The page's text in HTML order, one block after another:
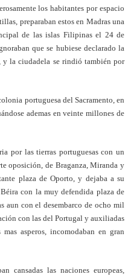
los habitantes por espacio
preparaban estos en Madras una
de las islas Filipinas el 24 de
que se hubiese declarado la
y la ciudadela se rindió también por
portuguesa del Sacramento, en
ademas en veinte millones de
por las tierras portuguesas con un
oposición, de Braganza, Miranda y
plaza de Oporto, y dejaba a su
con la muy defendida plaza de
aun con el desembarco de ocho mil
con las del Portugal y auxiliadas
asperos, incomodaban en gran
cansadas las naciones europeas,